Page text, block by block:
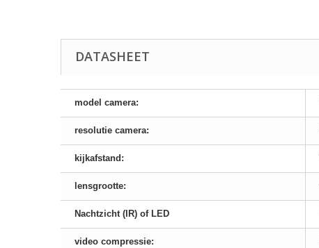
DATASHEET
model camera:
resolutie camera:
kijkafstand:
lensgrootte:
Nachtzicht (IR) of LED
video compressie: